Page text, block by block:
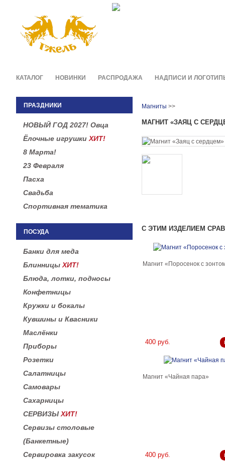
КАТАЛОГ НОВИНКИ РАСПРОДАЖА НАДПИСИ И
ПРАЗДНИКИ
НОВЫЙ ГОД 2027! Овца
Ёлочные игрушки ХИТ!
8 Марта!
23 Февраля
Пасха
Свадьба
Спортивная тематика
ПОСУДА
Банки для меда
Блинницы ХИТ!
Блюда, лотки, подносы
Конфетницы
Кружки и бокалы
Кувшины и Квасники
Маслёнки
Приборы
Розетки
Салатницы
Самовары
Сахарницы
СЕРВИЗЫ ХИТ!
Сервизы столовые
(Банкетные)
Сервировка закусок
Магниты >>
МАГНИТ «ЗАЯЦ С
С ЭТИМ ИЗДЕЛИЕМ
Магнит «Поросенок с
400 руб.
Магнит «Чайная пара»
400 руб.